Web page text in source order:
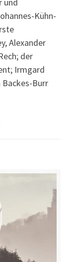
Kühn-
Alexander
der
Irmgard
Burr